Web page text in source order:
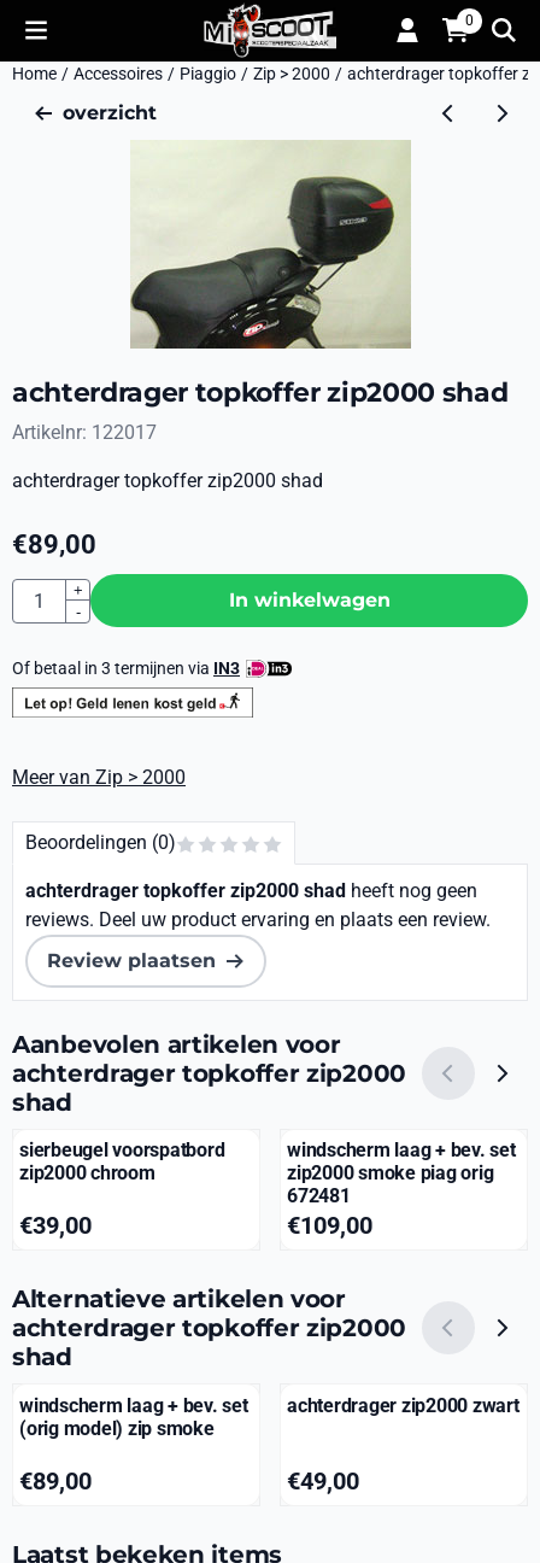
Cookievoorkeuren zijn momenteel gesloten. 0
Home / Accessoires / Piaggio / Zip > 2000 / achterdrager topkoffer
overzicht
achterdrager topkoffer zip2000 shad
Artikelnr: 122017
achterdrager topkoffer zip2000 shad
€89,00
Aantal
+
-
In winkelwagen
Of betaal in 3 termijnen via IN3
Meer van Zip > 2000
Beoordelingen (0)
achterdrager topkoffer zip2000 shad heeft nog geen
reviews. Deel uw product ervaring en plaats een review.
Review plaatsen
Aanbevolen artikelen voor
achterdrager topkoffer zip2000
shad
sierbeugel voorspatbord
zip2000 chroom
Prijs: 39,00
€39,00
windscherm laag + bev. set
zip2000 smoke piag orig
672481
Prijs: 109,00
€109,00
Alternatieve artikelen voor
achterdrager topkoffer zip2000
shad
windscherm laag + bev. set
(orig model) zip smoke
Prijs: 89,00
€89,00
achterdrager zip2000 zwart
Prijs: 49,00
€49,00
Laatst bekeken items